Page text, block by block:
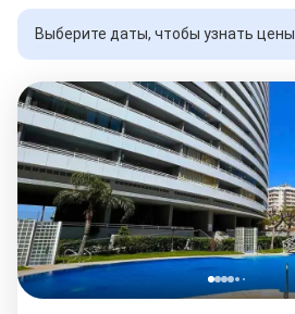
Выберите даты, чтобы узнать цены